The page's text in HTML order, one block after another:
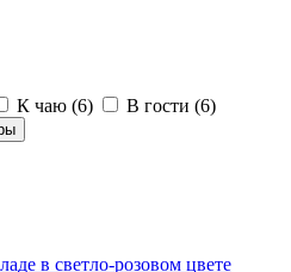
К чаю (6) В гости (6)